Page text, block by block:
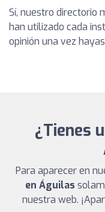
Sí, nuestro directorio
han utilizado cada
opinión una vez
¿Tienes
Para aparecer en
en Águilas
nuestra web.